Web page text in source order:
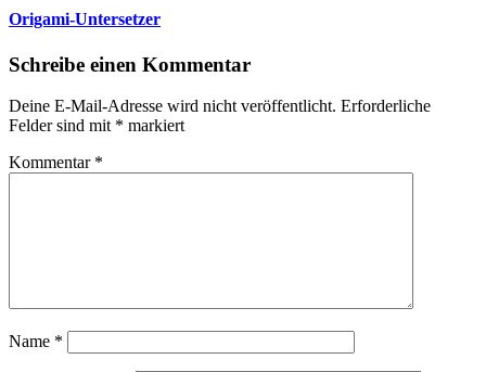
Origami-Untersetzer
Schreibe einen Kommentar
Deine E-Mail-Adresse wird nicht veröffentlicht. Erforderliche
Felder sind mit * markiert
Kommentar *
Name *